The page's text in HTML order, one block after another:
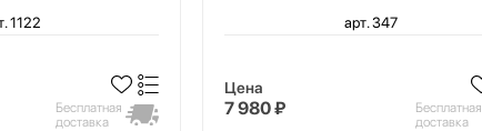
1122
Бесплатная
доставка
арт. 347
Цена
7 980 ₽
Бесплатная
доставка